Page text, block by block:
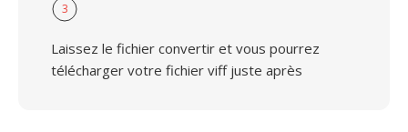
3
Laissez le fichier convertir et vous pourrez
télécharger votre fichier viff juste après